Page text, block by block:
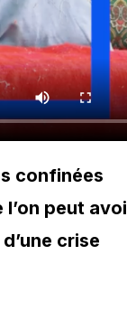
confinées
peut
crise